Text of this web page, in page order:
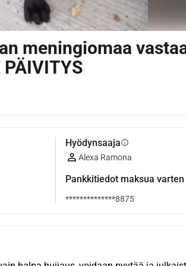
meningiomaa
PÄIVITYS
Hyödynsaajainfo
Alexa Ramona
Pankkitiedot maksua varten
**************8875